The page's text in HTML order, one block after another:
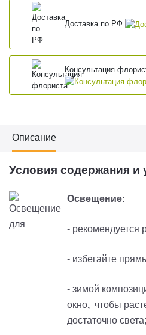
Доставка по РФ
Консультация
Описание
Условия содержания и
Освещение:
- рекомендуется
- избегайте
- зимой
окно, чтобы
достаточно света;